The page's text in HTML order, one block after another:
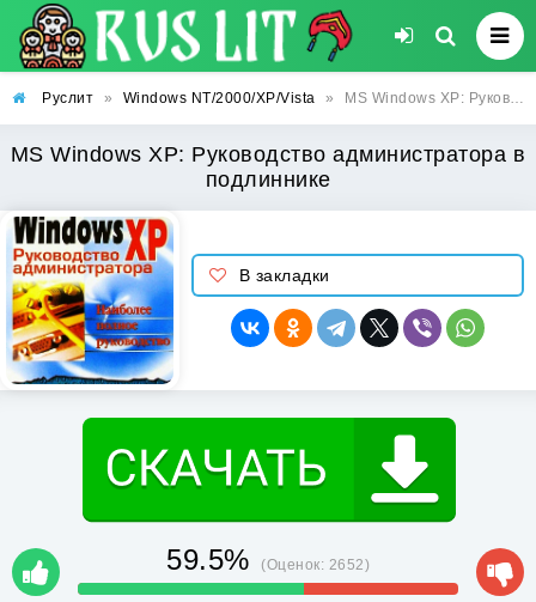
Руслит » Windows NT/2000/XP/Vista » MS Windows XP: Руководство администратора в подлиннике
MS Windows XP: Руководство администратора в
подлиннике
В закладки
59.5% (Оценок: 2652)